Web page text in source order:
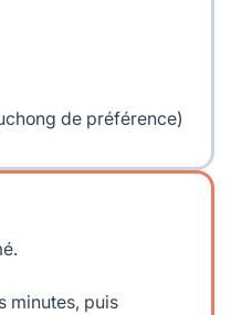
de préférence)
minutes, puis